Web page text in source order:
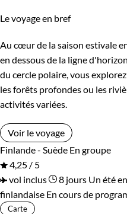
Le voyage en bref
Au cœur de la saison estivale
en dessous de la ligne
du cercle polaire, vous
les forêts profondes ou les
activités variées.
Voir le voyage
Finlande - Suède En groupe
4,25 / 5
vol inclus
8 jours Un été
finlandaise En cours de
Carte